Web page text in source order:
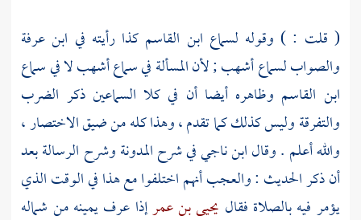
( قلت : ) وقوله لسماع ابن القاسم كذا رأيته في ابن عرفة
والصواب لسماعأشهب; لأن المسألة في سماعأشهبلا في سماع
ابن القاسم وظاهره أيضا أن في كلا السماعين ذكر الضرب
والتفرقة وليس كذلك كما تقدم ، وهذا كله من ضيق الاختصار ،
والله أعلم . وقالابن ناجيفي شرح المدونة وشرح الرسالة بعد
أن ذكر الحديث : والعجب أنهم اختلفوا مع هذا في الوقت الذي
يؤمر فيه بالصلاة فقال يحيى بن عمرإذا عرف يمينه من شماله